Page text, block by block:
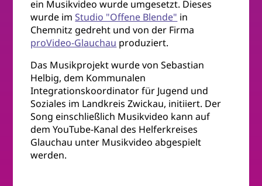
ein Musikvideo wurde umgesetzt. Dieses
wurde imStudio "Offene Blende" in
Chemnitz gedreht und von der Firma
proVideo-Glauchau produziert.
Das Musikprojekt wurde von Sebastian
Helbig, dem Kommunalen
Integrationskoordinator für Jugend und
Soziales im Landkreis Zwickau, initiiert. Der
Song einschließlich Musikvideo kann auf
dem YouTube-Kanal des Helferkreises
Glauchau unter Musikvideo abgespielt
werden.